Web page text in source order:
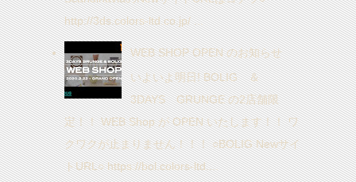
http://3ds.colors-ltd.co.jp/ ...
WEB SHOP OPEN のお知らせ
いよいよ明日! BOLIG ＆
3DAYS GRUNGE の2店舗限
定！！ WEB Shop が OPEN いたします！！ ワ
クワクが止まりません！！！ ○BOLIG Newサイ
トURL○ https://bol.colors-ltd....